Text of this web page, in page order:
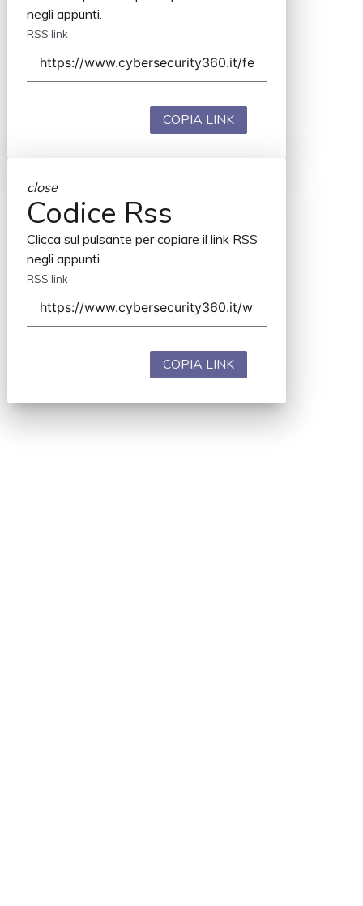
negli appunti.
RSS link
COPIA LINK
close
Codice Rss
Clicca sul pulsante per copiare il link RSS
negli appunti.
RSS link
COPIA LINK